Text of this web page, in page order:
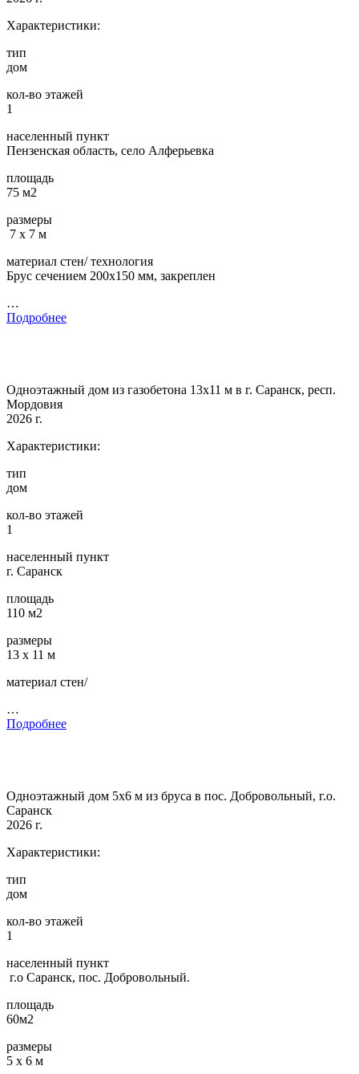
Характеристики:
тип
дом
кол-во этажей
1
населенный пункт
Пензенская область, село Алферьевка
площадь
75 м2
размеры
7 х 7 м
материал стен/ технология
Брус сечением 200х150 мм, закреплен
…
Подробнее
Одноэтажный дом из газобетона 13х11 м в г. Саранск, респ.
Мордовия
2026 г.
Характеристики:
тип
дом
кол-во этажей
1
населенный пункт
г. Саранск
площадь
110 м2
размеры
13 х 11 м
материал стен/
…
Подробнее
Одноэтажный дом 5х6 м из бруса в пос. Добровольный, г.о.
Саранск
2026 г.
Характеристики:
тип
дом
кол-во этажей
1
населенный пункт
г.о Саранск, пос. Добровольный.
площадь
60м2
размеры
5 х 6 м